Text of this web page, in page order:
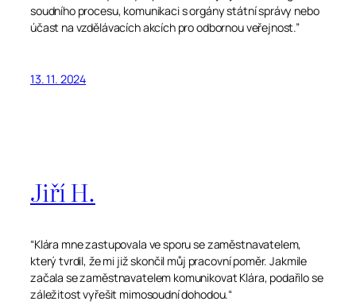
soudního procesu, komunikaci s orgány státní správy nebo
účast na vzdělávacích akcích pro odbornou veřejnost.”
13. 11. 2024
Jiří H.
“Klára mne zastupovala ve sporu se zaměstnavatelem,
který tvrdil, že mi již skončil můj pracovní poměr. Jakmile
začala se zaměstnavatelem komunikovat Klára, podařilo se
záležitost vyřešit mimosoudní dohodou.“